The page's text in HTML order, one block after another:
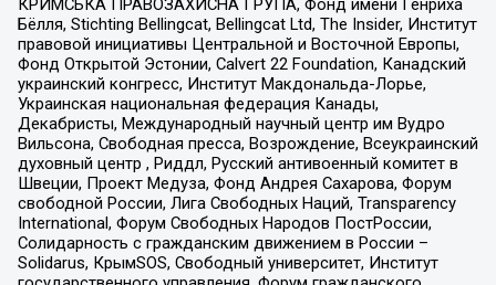
Бёлля, Stichting Bellingcat, Bellingcat Ltd, The Insider, Институт
правовой инициативы Центральной и Восточной Европы,
Фонд Открытой Эстонии, Calvert 22 Foundation, Канадский
украинский конгресс, Институт Макдональда-Лорье,
Украинская национальная федерация Канады,
Декабристы, Международный научный центр им Вудро
Вильсона, Свободная пресса, Возрождение, Всеукраинский
духовный центр , Риддл, Русский антивоенный комитет в
Швеции, Проект Медуза, Фонд Андрея Сахарова, Форум
свободной России, Лига Свободных Наций, Transparеncy
International, Форум Свободных Народов ПостРоссии,
Солидарность с гражданским движением в России –
Solidarus, КрымSOS, Свободный университет, Институт